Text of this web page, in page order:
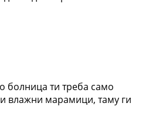
болница ти треба само
влажни марамици, таму ги